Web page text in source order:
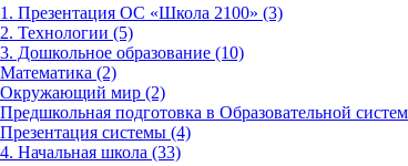
1. Презентация ОС «Школа 2100» (3)
2. Технологии (5)
3. Дошкольное образование (10)
Математика (2)
Окружающий мир (2)
Предшкольная подготовка в Образовательной
Презентация системы (4)
4. Начальная школа (33)